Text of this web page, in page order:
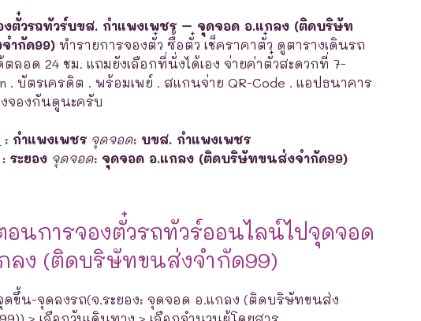
งตั๋วรถทัวร์บขส. กำแพงเพชร – จุดจอด อ.แกลง (ติดบริษัท
ำกัด99) ทำรายการจองตั๋ว ซื้อตั๋ว เช็คราคาตั๋ว ดูตารางเดินรถ
ตลอด 24 ชม. แถมยังเลือกที่นั่งได้เอง จ่ายค่าตั๋วสะดวกที่ 7-
. บัตรเครดิต . พร้อมเพย์ . สแกนจ่าย QR-Code . แอปธนาคาร
งจองกันดูนะครับ
: กำแพงเพชร จุดจอด: บขส. กำแพงเพชร
: ระยอง จุดจอด: จุดจอด อ.แกลง (ติดบริษัทขนส่งจำกัด99)
นการจองตั๋วรถทัวร์ออนไลน์ไปจุดจอด
ลง (ติดบริษัทขนส่งจำกัด99)
ดขึ้น-จุดลงรถ(จ.ระยอง: จุดจอด อ.แกลง (ติดบริษัทขนส่ง